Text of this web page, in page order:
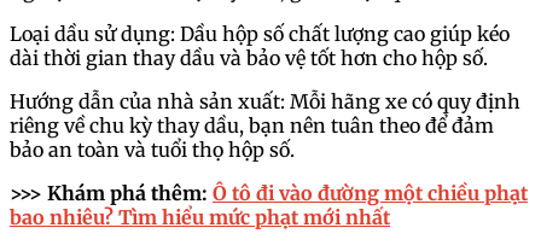
Loại dầu sử dụng: Dầu hộp số chất lượng cao giúp kéo
dài thời gian thay dầu và bảo vệ tốt hơn cho hộp số.
Hướng dẫn của nhà sản xuất: Mỗi hãng xe có quy định
riêng về chu kỳ thay dầu, bạn nên tuân theo để đảm
bảo an toàn và tuổi thọ hộp số.
>>> Khám phá thêm: Ô tô đi vào đường một chiều phạt
bao nhiêu? Tìm hiểu mức phạt mới nhất